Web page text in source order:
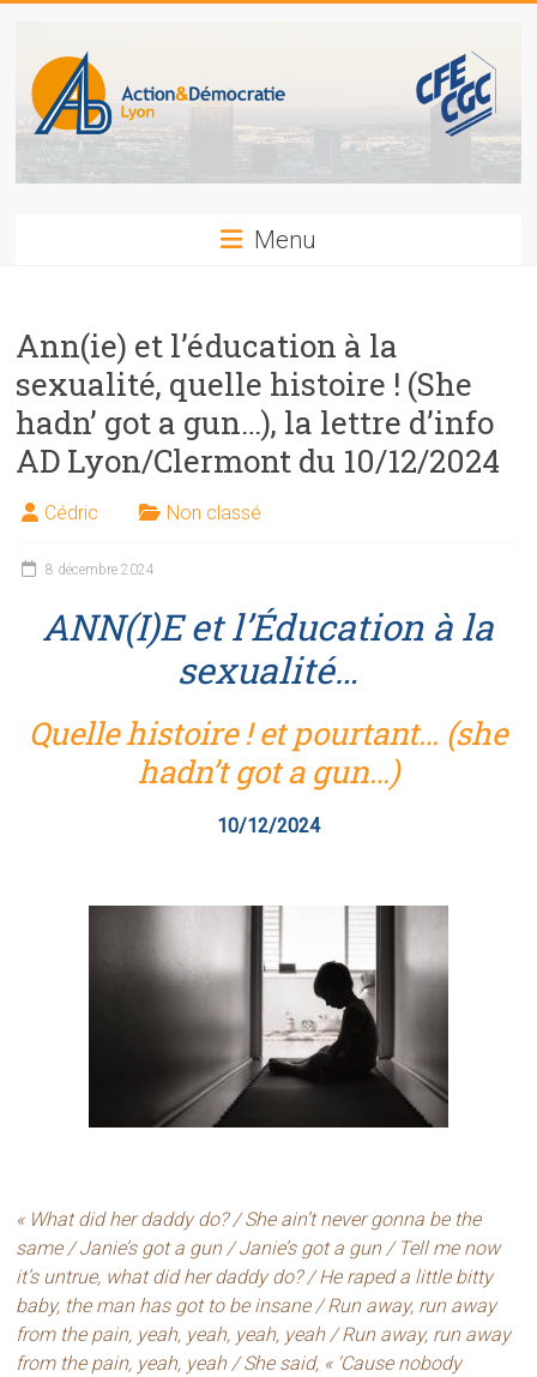
content
CFE-
CGC
LYON
Menu
Ann(ie) et l’éducation à la
sexualité, quelle histoire ! (She
hadn’ got a gun…), la lettre d’info
AD Lyon/Clermont du 10/12/2024
Cédric Non classé
8 décembre 2024
ANN(I)E et l’Éducation à la
sexualité…
Quelle histoire ! et pourtant… (she
hadn’t got a gun…)
10/12/2024
« What did her daddy do? / She ain’t never gonna be the
same / Janie’s got a gun / Janie’s got a gun / Tell me now
it’s untrue, what did her daddy do? / He raped a little bitty
baby, the man has got to be insane / Run away, run away
from the pain, yeah, yeah, yeah, yeah / Run away, run away
from the pain, yeah, yeah / She said, « ‘Cause nobody